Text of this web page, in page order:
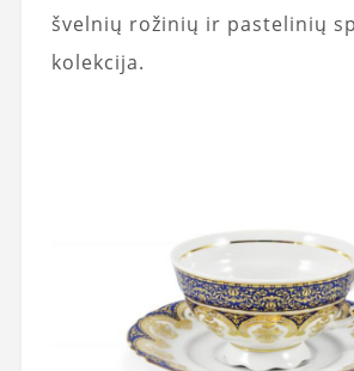
švelnių rožinių ir pastelinių
kolekcija.